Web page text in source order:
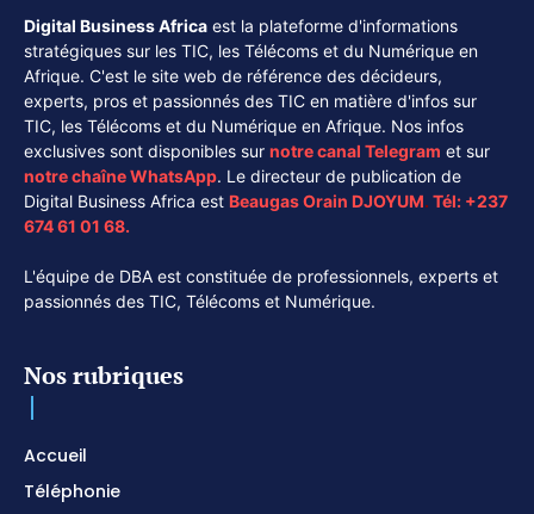
Digital Business Africa est la plateforme d'informations
stratégiques sur les TIC, les Télécoms et du Numérique en
Afrique. C'est le site web de référence des décideurs,
experts, pros et passionnés des TIC en matière d'infos sur
TIC, les Télécoms et du Numérique en Afrique. Nos infos
exclusives sont disponibles sur notre canal Telegram et sur
notre chaîneWhatsApp. Le directeur de publication de
Digital Business Africa est Beaugas Orain DJOYUM. Tél: +237
674 61 01 68.
L'équipe de DBA est constituée de professionnels, experts et
passionnés des TIC, Télécoms et Numérique.
Nos rubriques
Accueil
Téléphonie